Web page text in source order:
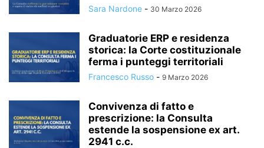
Sara Nardone - 30 Marzo 2026
Graduatorie ERP e residenza
storica: la Corte costituzionale
ferma i punteggi territoriali
Francesco Russo - 9 Marzo 2026
Convivenza di fatto e
prescrizione: la Consulta
estende la sospensione ex art.
2941 c.c.